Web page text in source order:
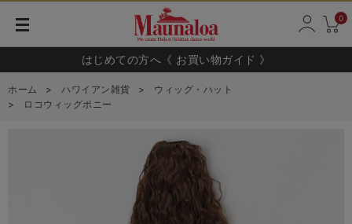
0
はじめての方へ《 お買い物ガイド 》
ホーム > ハワイアン雑貨 >
ウィッグ・ハット
>
ロコウィッグポニー